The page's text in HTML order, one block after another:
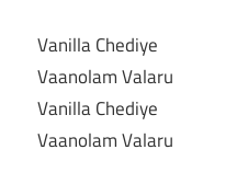
Vanilla Chediye
Vaanolam Valaru
Vanilla Chediye
Vaanolam Valaru